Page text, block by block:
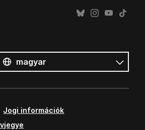
Jogi információk